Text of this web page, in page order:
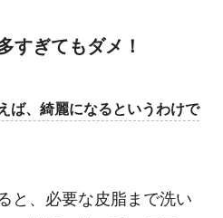
すぎてもダメ！
ば、綺麗になるというわけで
と、必要な皮脂まで洗い